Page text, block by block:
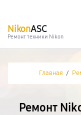
NikonASC
Ремонт техники Nikon
Главная /
Ремонт